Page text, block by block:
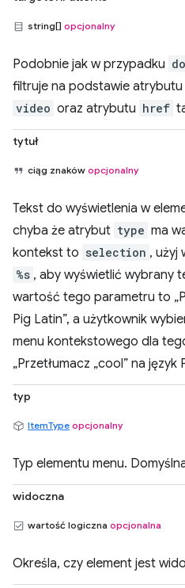
string[] opcjonalny
Podobnie jak w przypadku
filtruje na podstawie atrybutu
video oraz atrybutu href
tytuł
ciąg znaków opcjonalny
Tekst do wyświetlenia w
chyba że atrybut type ma
kontekst to selection , użyj
%s , aby wyświetlić wybrany
wartość tego parametru to
Pig Latin”, a użytkownik
menu kontekstowego dla
„Przetłumacz „cool” na język
typ
ItemType opcjonalny
Typ elementu menu.
widoczna
wartość logiczna opcjonalna
Określa, czy element jest